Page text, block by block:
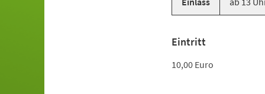
Eintritt
10,00 Euro